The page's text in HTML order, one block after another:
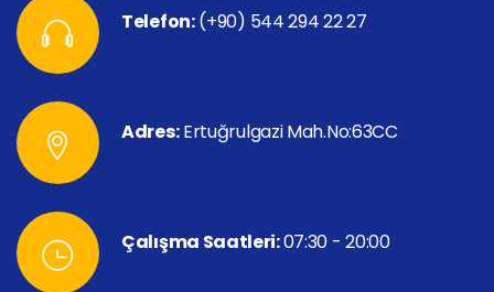
Telefon:(+90) 544 294 22 27
Adres:Ertuğrulgazi Mah.No:63CC
Çalışma Saatleri:07:30 - 20:00